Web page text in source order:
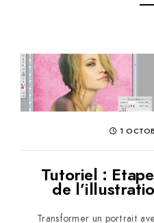
1
Tutoriel :
de
Transformer un portrait